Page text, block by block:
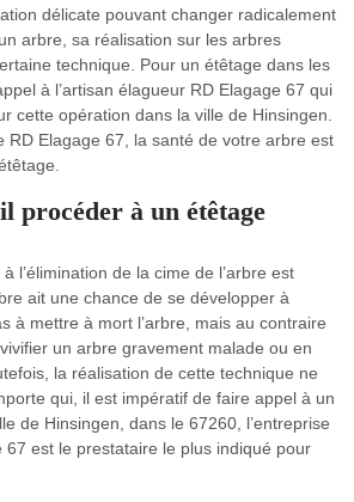
délicate pouvant changer radicalement
arbre, sa réalisation sur les arbres
technique. Pour un étêtage dans les
à l’artisan élagueur RD Elagage 67 qui
cette opération dans la ville de Hinsingen.
RD Elagage 67, la santé de votre arbre est
procéder à un étêtage
l’élimination de la cime de l’arbre est
ait une chance de se développer à
à mettre à mort l’arbre, mais au contraire
un arbre gravement malade ou en
la réalisation de cette technique ne
qui, il est impératif de faire appel à un
de Hinsingen, dans le 67260, l’entreprise
67 est le prestataire le plus indiqué pour